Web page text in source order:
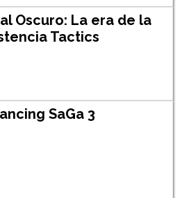
Oscuro: La era de la
Tactics
SaGa 3